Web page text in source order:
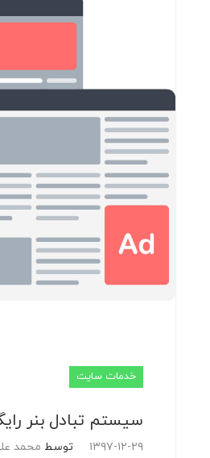
خدمات سایت
سیستم تبادل بنر
۱۳۹۷-۱۲-۲۹ توسط محمد